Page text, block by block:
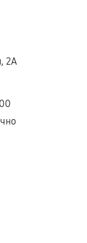
сервисным
2А